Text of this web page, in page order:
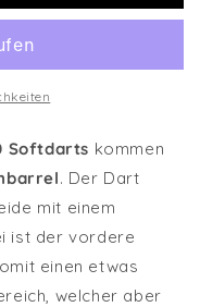
Softdarts kommen
. Der Dart
mit einem
ist der vordere
einen etwas
welcher aber